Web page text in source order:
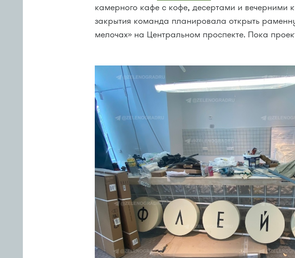
камерного кафе с кофе, десертами и вечерними
закрытия команда планировала открыть
мелочах» на Центральном проспекте. Пока